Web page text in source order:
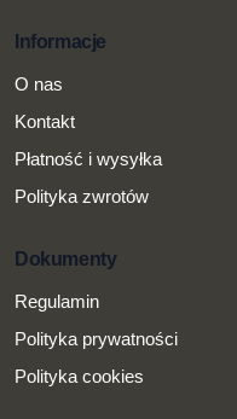
Informacje
O nas
Kontakt
Płatność i wysyłka
Polityka zwrotów
Dokumenty
Regulamin
Polityka prywatności
Polityka cookies